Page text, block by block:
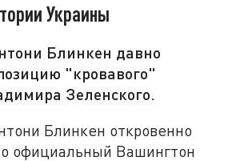
Украины
Блинкен давно
"кровавого"
Зеленского.
Блинкен откровенно
официальный Вашингтон